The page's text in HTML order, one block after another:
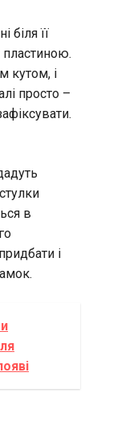
біля її
пластиною.
кутом, і
просто –
в
і